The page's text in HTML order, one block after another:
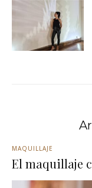
MAQUILLAJE
El maquillaje